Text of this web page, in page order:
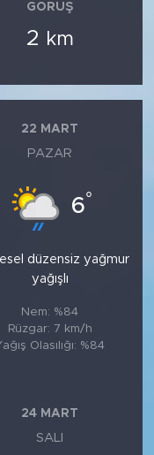
GÖRÜŞ
2 km
22 MART
PAZAR
6°
düzensiz yağmur
yağışlı
Nem: %84
Rüzgar: 7 km/h
Olasılığı: %84
24 MART
SALI